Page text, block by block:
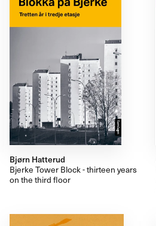
Bjørn Hatterud
Bjerke Tower Block - thirteen years
on the third floor